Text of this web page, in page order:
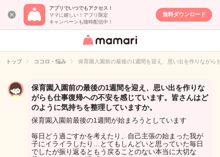
アプリでいつでもアクセス！
ママに嬉しい！アプリ限定
キャンペーンも随時配信中！
無料ダウンロード
女性専用匿名QA
イト
トップ ココロ・悩み 保育園入園前の最後の1週間を迎え、思い出を作りなが
保育園入園前の最後の1週間を迎え、思い出を作りな
がらも仕事復帰への不安を感じています。皆さんはど
のように気持ちを整理していますか。
保育園入園前最後の1週間が始まろうとしています
毎日どう過ごすかを考えたり、自己主張の始まった我が
子にイライラしたり…とてもしんどいと思っていた毎日
でしたが振り返るともう戻ることのない本当に大切な